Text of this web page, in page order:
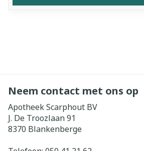
Neem contact met ons op
Apotheek Scarphout BV
J. De Troozlaan 91
8370 Blankenberge